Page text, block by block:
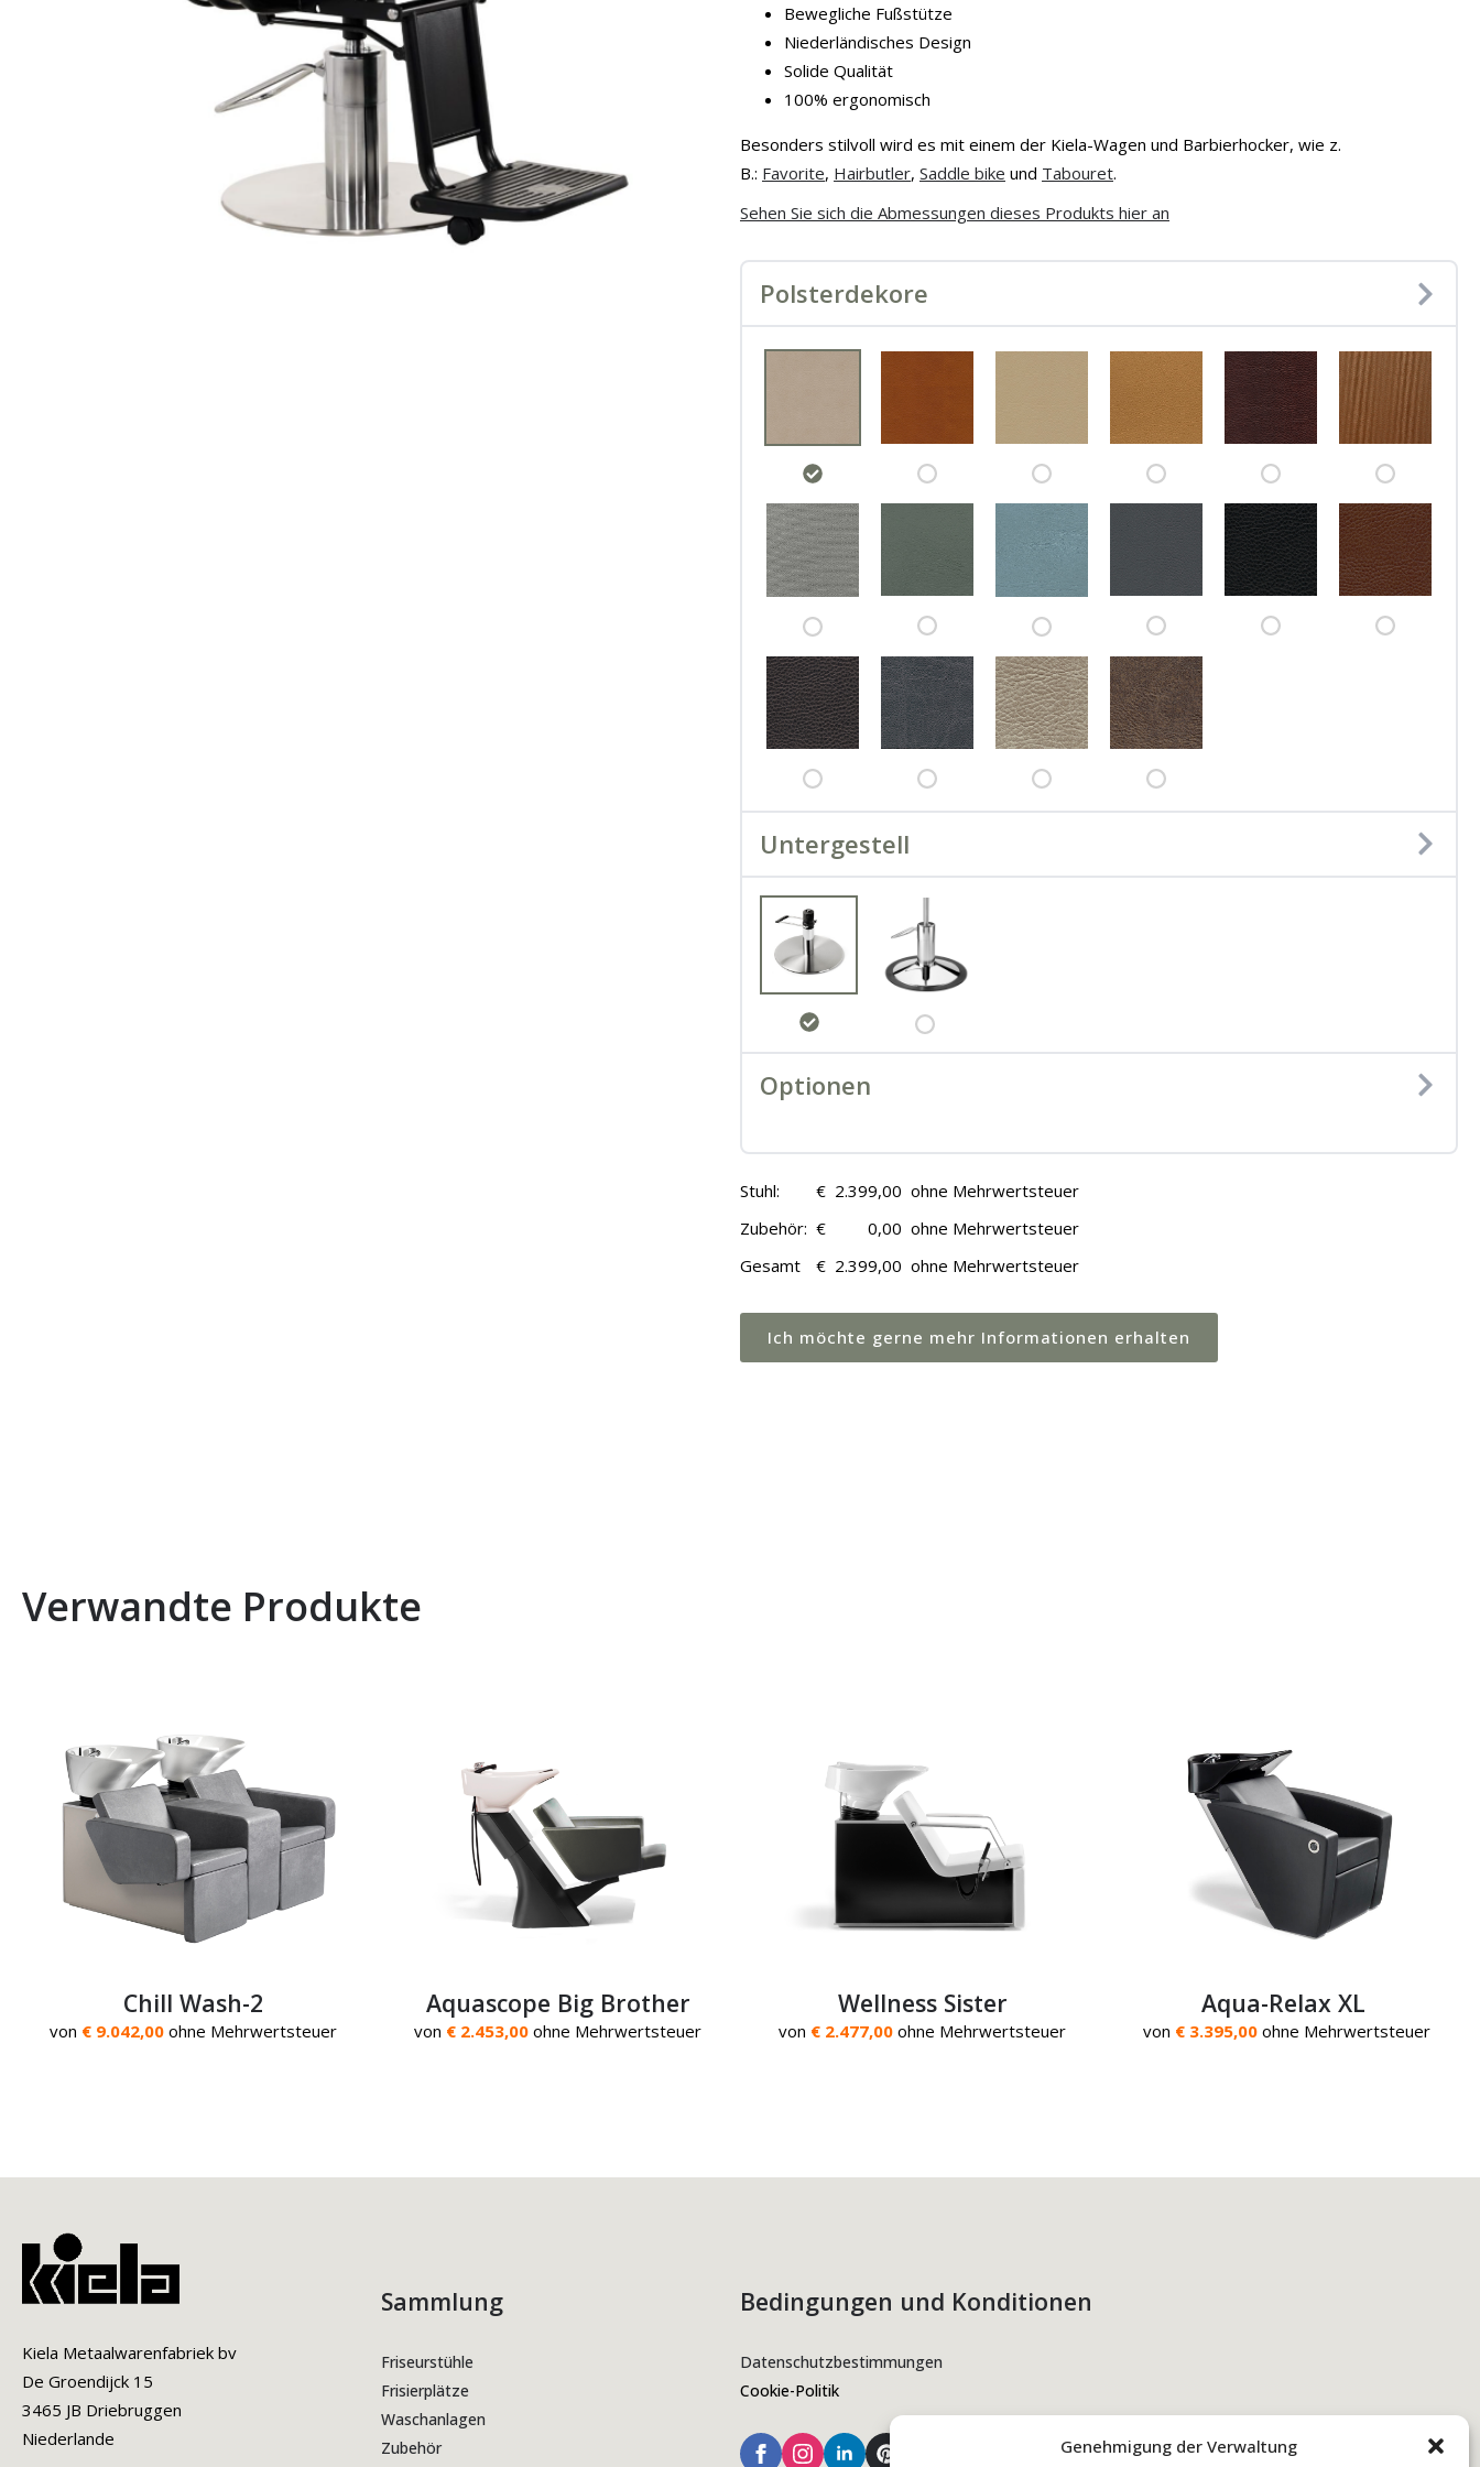
Genehmigung der Verwaltung
Bewegliche Fußstütze
Niederländisches Design
Solide Qualität
100% ergonomisch
Besonders stilvoll wird es mit einem der Kiela-Wagen und Barbierhocker, wie z.
B.: Favorite, Hairbutler, Saddle bike und Tabouret.
Sehen Sie sich die Abmessungen dieses Produkts hier an
Polsterdekore
Untergestell
Optionen
Stuhl: € 2.399,00 ohne Mehrwertsteuer
Zubehör: € 0,00 ohne Mehrwertsteuer
Gesamt
€ 2.399,00 ohne Mehrwertsteuer
Ich möchte gerne mehr Informationen erhalten
Verwandte Produkte
Chill Wash-2
von € 9.042,00 ohne Mehrwertsteuer
Aquascope Big Brother
von € 2.453,00 ohne Mehrwertsteuer
Wellness Sister
von € 2.477,00 ohne Mehrwertsteuer
Aqua-Relax XL
von € 3.395,00 ohne Mehrwertsteuer
Kiela Metaalwarenfabriek bv
De Groendijck 15
3465 JB Driebruggen
Niederlande
Sammlung
Friseurstühle
Frisierplätze
Waschanlagen
Zubehör
Bedingungen und Konditionen
Datenschutzbestimmungen
Cookie-Politik